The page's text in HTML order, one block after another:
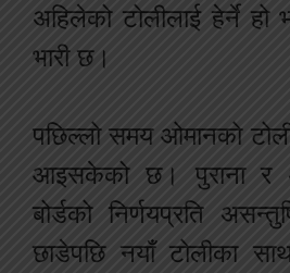
अहिलेको टोलीलाई हेर्ने
भारी छ।
पछिल्लो समय ओमानको
आइसकेको छ। पुराना र
बोर्डको निर्णयप्रति
छाडेपछि नयाँ टोलीका